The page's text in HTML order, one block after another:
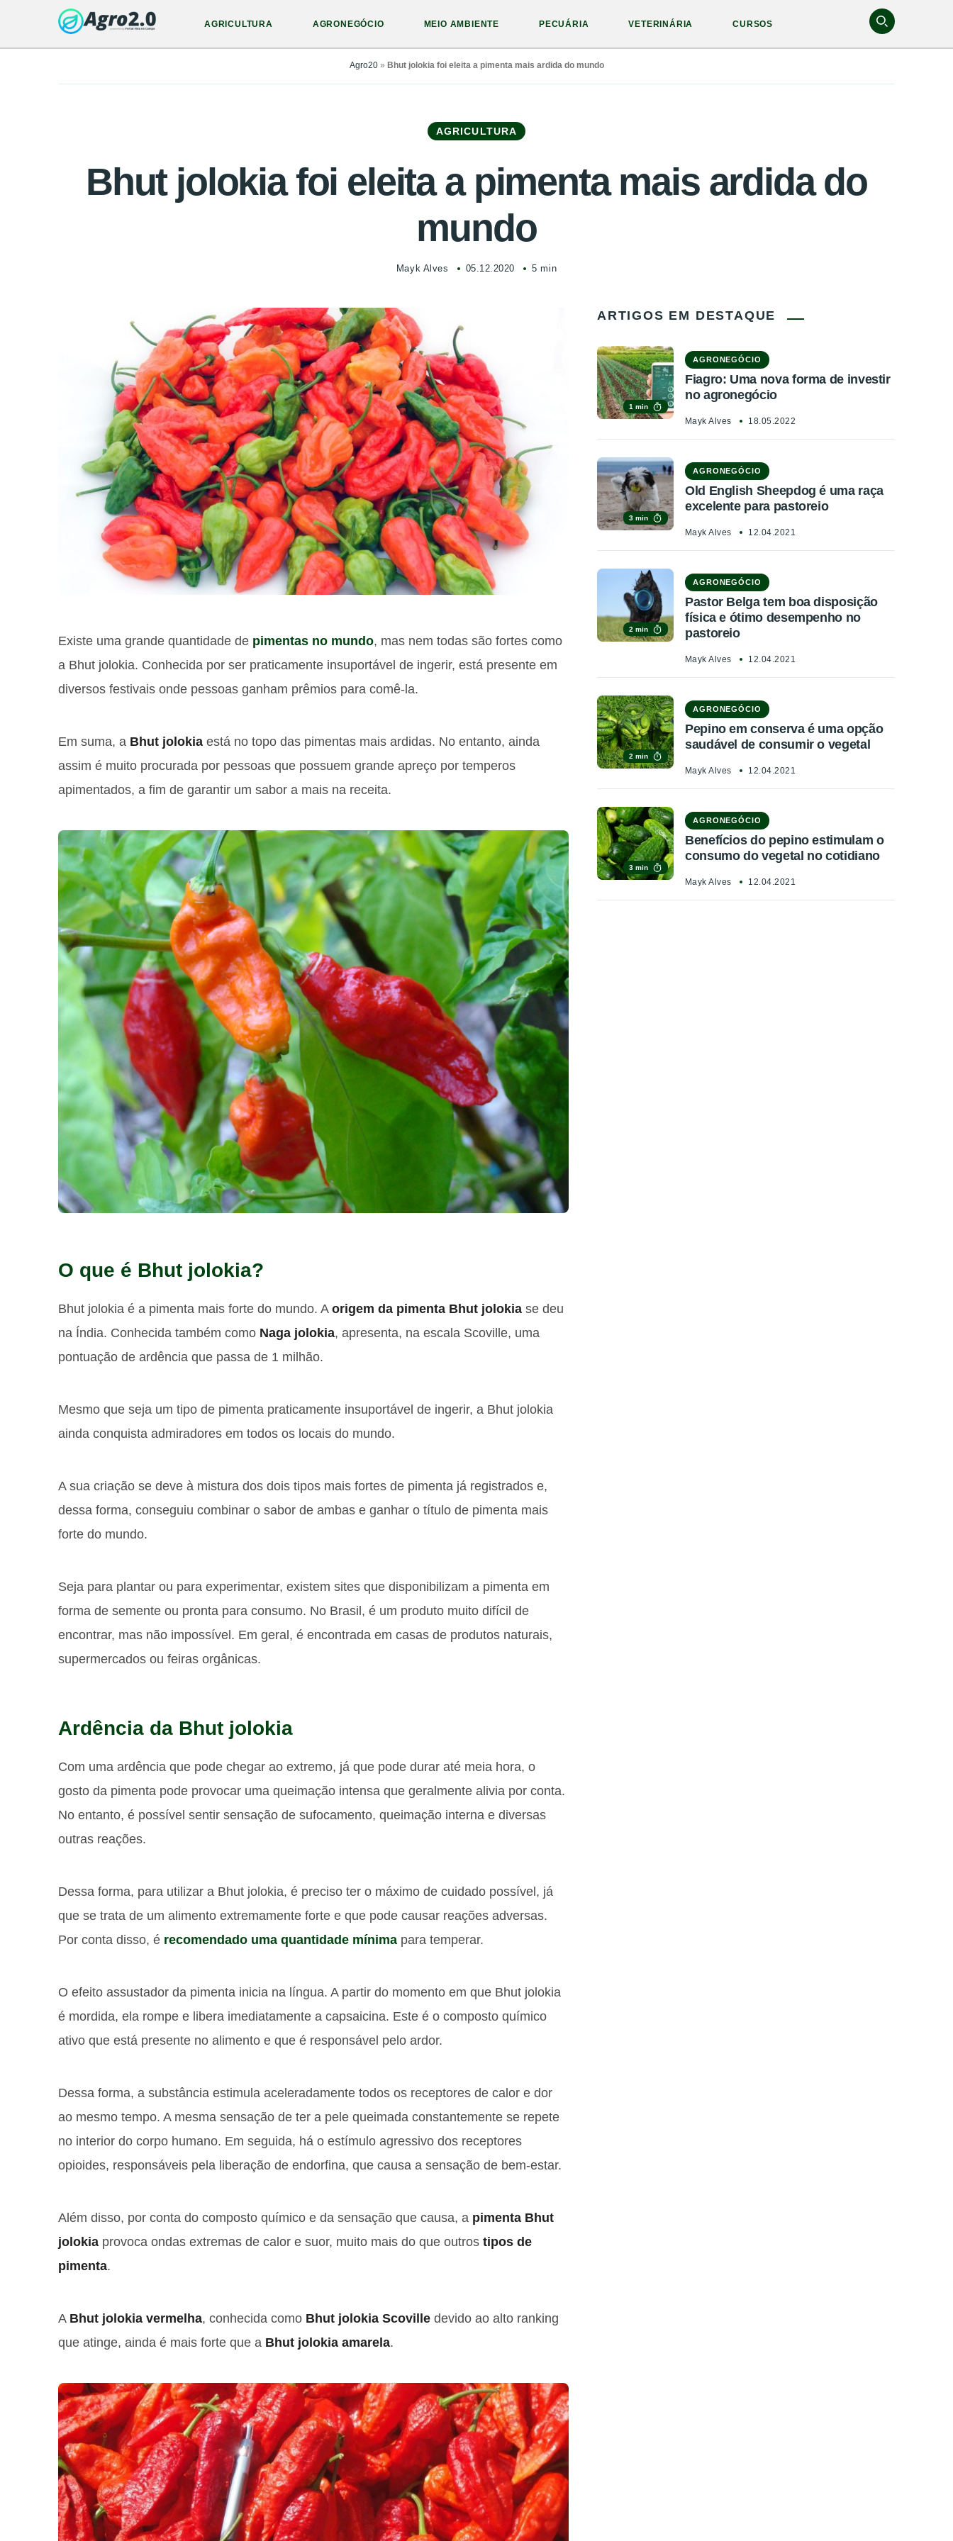
AGRICULTURA AGRONEGÓCIO MEIO AMBIENTE PECUÁRIA VETERINÁRIA CURSOS
Agro20» Bhut jolokia foi eleita a pimenta mais ardida do mundo
AGRICULTURA
Bhut jolokia foi eleita a pimenta mais ardida do
mundo
Mayk Alves 05.12.2020 5 min
Existe uma grande quantidade de pimentas no mundo, mas nem todas são fortes como
a Bhut jolokia. Conhecida por ser praticamente insuportável de ingerir, está presente em
diversos festivais onde pessoas ganham prêmios para comê-la.
Em suma, a Bhut jolokia está no topo das pimentas mais ardidas. No entanto, ainda
assim é muito procurada por pessoas que possuem grande apreço por temperos
apimentados, a fim de garantir um sabor a mais na receita.
O que é Bhut jolokia?
Bhut jolokia é a pimenta mais forte do mundo. A origem da pimenta Bhut jolokia se deu
na Índia. Conhecida também como Naga jolokia, apresenta, na escala Scoville, uma
pontuação de ardência que passa de 1 milhão.
Mesmo que seja um tipo de pimenta praticamente insuportável de ingerir, a Bhut jolokia
ainda conquista admiradores em todos os locais do mundo.
A sua criação se deve à mistura dos dois tipos mais fortes de pimenta já registrados e,
dessa forma, conseguiu combinar o sabor de ambas e ganhar o título de pimenta mais
forte do mundo.
Seja para plantar ou para experimentar, existem sites que disponibilizam a pimenta em
forma de semente ou pronta para consumo. No Brasil, é um produto muito difícil de
encontrar, mas não impossível. Em geral, é encontrada em casas de produtos naturais,
supermercados ou feiras orgânicas.
Ardência da Bhut jolokia
Com uma ardência que pode chegar ao extremo, já que pode durar até meia hora, o
gosto da pimenta pode provocar uma queimação intensa que geralmente alivia por conta.
No entanto, é possível sentir sensação de sufocamento, queimação interna e diversas
outras reações.
Dessa forma, para utilizar a Bhut jolokia, é preciso ter o máximo de cuidado possível, já
que se trata de um alimento extremamente forte e que pode causar reações adversas.
Por conta disso, é recomendado uma quantidade mínima para temperar.
O efeito assustador da pimenta inicia na língua. A partir do momento em que Bhut jolokia
é mordida, ela rompe e libera imediatamente a capsaicina. Este é o composto químico
ativo que está presente no alimento e que é responsável pelo ardor.
Dessa forma, a substância estimula aceleradamente todos os receptores de calor e dor
ao mesmo tempo. A mesma sensação de ter a pele queimada constantemente se repete
no interior do corpo humano. Em seguida, há o estímulo agressivo dos receptores
opioides, responsáveis pela liberação de endorfina, que causa a sensação de bem-estar.
Além disso, por conta do composto químico e da sensação que causa, a pimenta Bhut
jolokia provoca ondas extremas de calor e suor, muito mais do que outros tipos de
pimenta.
A Bhut jolokia vermelha, conhecida como Bhut jolokia Scoville devido ao alto ranking
que atinge, ainda é mais forte que a Bhut jolokia amarela.
ARTIGOS EM DESTAQUE
1 min
AGRONEGÓCIO
Fiagro: Uma nova forma de investir
no agronegócio
Mayk Alves 18.05.2022
3 min
AGRONEGÓCIO
Old English Sheepdog é uma raça
excelente para pastoreio
Mayk Alves 12.04.2021
2 min
AGRONEGÓCIO
Pastor Belga tem boa disposição
física e ótimo desempenho no
pastoreio
Mayk Alves 12.04.2021
2 min
AGRONEGÓCIO
Pepino em conserva é uma opção
saudável de consumir o vegetal
Mayk Alves 12.04.2021
3 min
AGRONEGÓCIO
Benefícios do pepino estimulam o
consumo do vegetal no cotidiano
Mayk Alves 12.04.2021